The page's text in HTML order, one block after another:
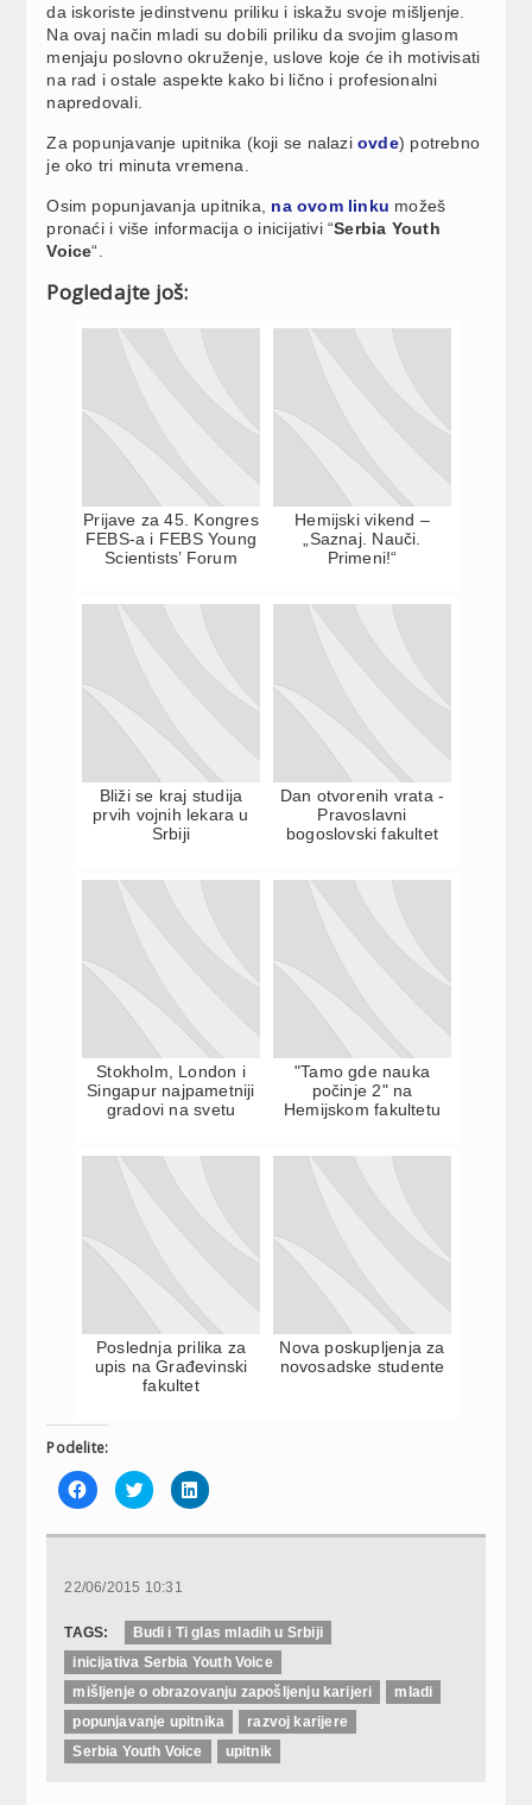
da iskoriste jedinstvenu priliku i iskažu svoje mišljenje.
Na ovaj način mladi su dobili priliku da svojim glasom
menjaju poslovno okruženje, uslove koje će ih motivisati
na rad i ostale aspekte kako bi lično i profesionalni
napredovali.
Za popunjavanje upitnika (koji se nalaziovde) potrebno
je oko tri minuta vremena.
Osim popunjavanja upitnika, na ovom linku možeš
pronaći i više informacija o inicijativi “Serbia Youth
Voice“.
Pogledajte još:
Prijave za 45. Kongres
FEBS-a i FEBS Young
Scientists’ Forum
Hemijski vikend –
„Saznaj. Nauči.
Primeni!“
Bliži se kraj studija
prvih vojnih lekara u
Srbiji
Dan otvorenih vrata -
Pravoslavni
bogoslovski fakultet
Stokholm, London i
Singapur najpametniji
gradovi na svetu
"Tamo gde nauka
počinje 2" na
Hemijskom fakultetu
Poslednja prilika za
upis na Građevinski
fakultet
Nova poskupljenja za
novosadske studente
Podelite:
Click
to
share
Facebook
new
Click
to
share
Twitter
new
Click
to
LinkedIn
22/06/2015 10:31
TAGS:
Budi i Ti glas mladih u Srbiji
inicijativa Serbia Youth Voice
mišljenje o obrazovanju zapošljenju karijeri
mladi
popunjavanje upitnika
razvoj karijere
Serbia Youth Voice
upitnik